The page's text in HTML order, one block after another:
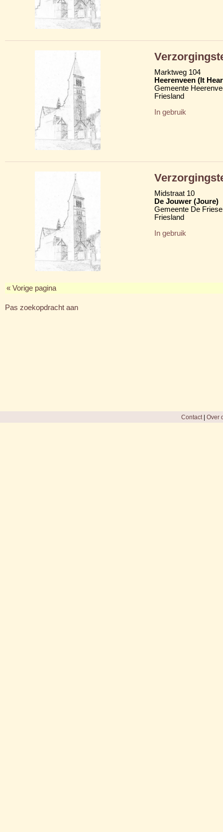
Marktweg 104
Heerenveen (It
Gemeente
Friesland
In gebruik
Midstraat 10
De Jouwer (Joure)
Gemeente De
Friesland
In gebruik
« Vorige pagina
Pas zoekopdracht aan
Contact| Over